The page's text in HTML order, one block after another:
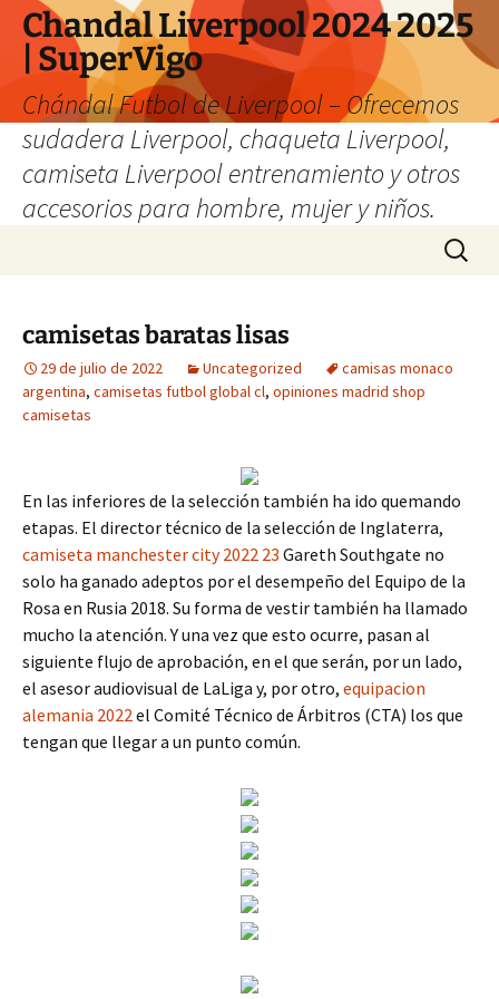
Chandal Liverpool 2024 2025
| SuperVigo
Chándal Futbol de Liverpool – Ofrecemos
sudadera Liverpool, chaqueta Liverpool,
camiseta Liverpool entrenamiento y otros
accesorios para hombre, mujer y niños.
Buscar:
camisetas baratas lisas
29 de julio de 2022 Uncategorized
camisas monaco
argentina, camisetas futbol global cl, opiniones madrid shop
camisetas
En las inferiores de la selección también ha ido quemando
etapas. El director técnico de la selección de Inglaterra,
camiseta manchester city 2022 23 Gareth Southgate no
solo ha ganado adeptos por el desempeño del Equipo de la
Rosa en Rusia 2018. Su forma de vestir también ha llamado
mucho la atención. Y una vez que esto ocurre, pasan al
siguiente flujo de aprobación, en el que serán, por un lado,
el asesor audiovisual de LaLiga y, por otro, equipacion
alemania 2022el Comité Técnico de Árbitros (CTA) los que
tengan que llegar a un punto común.